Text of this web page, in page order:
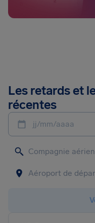
Les retards et
récentes
jj/mm/aaaa